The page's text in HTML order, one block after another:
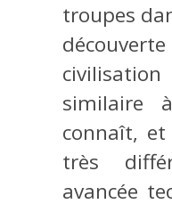
troupes
similaire
connaît,
très
avancée